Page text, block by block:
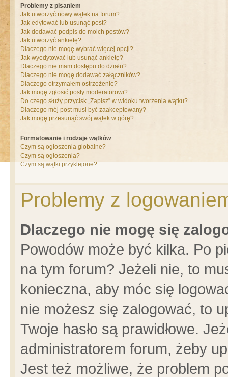
Problemy z pisaniem
Jak utworzyć nowy wątek na forum?
Jak edytować lub usunąć post?
Jak dodawać podpis do moich postów?
Jak utworzyć ankietę?
Dlaczego nie mogę wybrać więcej opcji?
Jak wyedytować lub usunąć ankietę?
Dlaczego nie mam dostępu do działu?
Dlaczego nie mogę dodawać załączników?
Dlaczego otrzymałem ostrzeżenie?
Jak mogę zgłosić posty moderatorowi?
Do czego służy przycisk „Zapisz” w widoku tworzenia wątku?
Dlaczego mój post musi być zaakceptowany?
Jak mogę przesunąć swój wątek w górę?
Formatowanie i rodzaje wątków
Czym są ogłoszenia globalne?
Czym są ogłoszenia?
Czym są wątki przyklejone?
Problemy z
Dlaczego nie mogę się
Powodów może być kilka. Po
na tym forum? Jeżeli nie, to
konieczna, aby móc się
nie możesz się zalogować, to
Twoje hasło są prawidłowe.
administratorem forum, żeby
Jest też możliwe, że problem